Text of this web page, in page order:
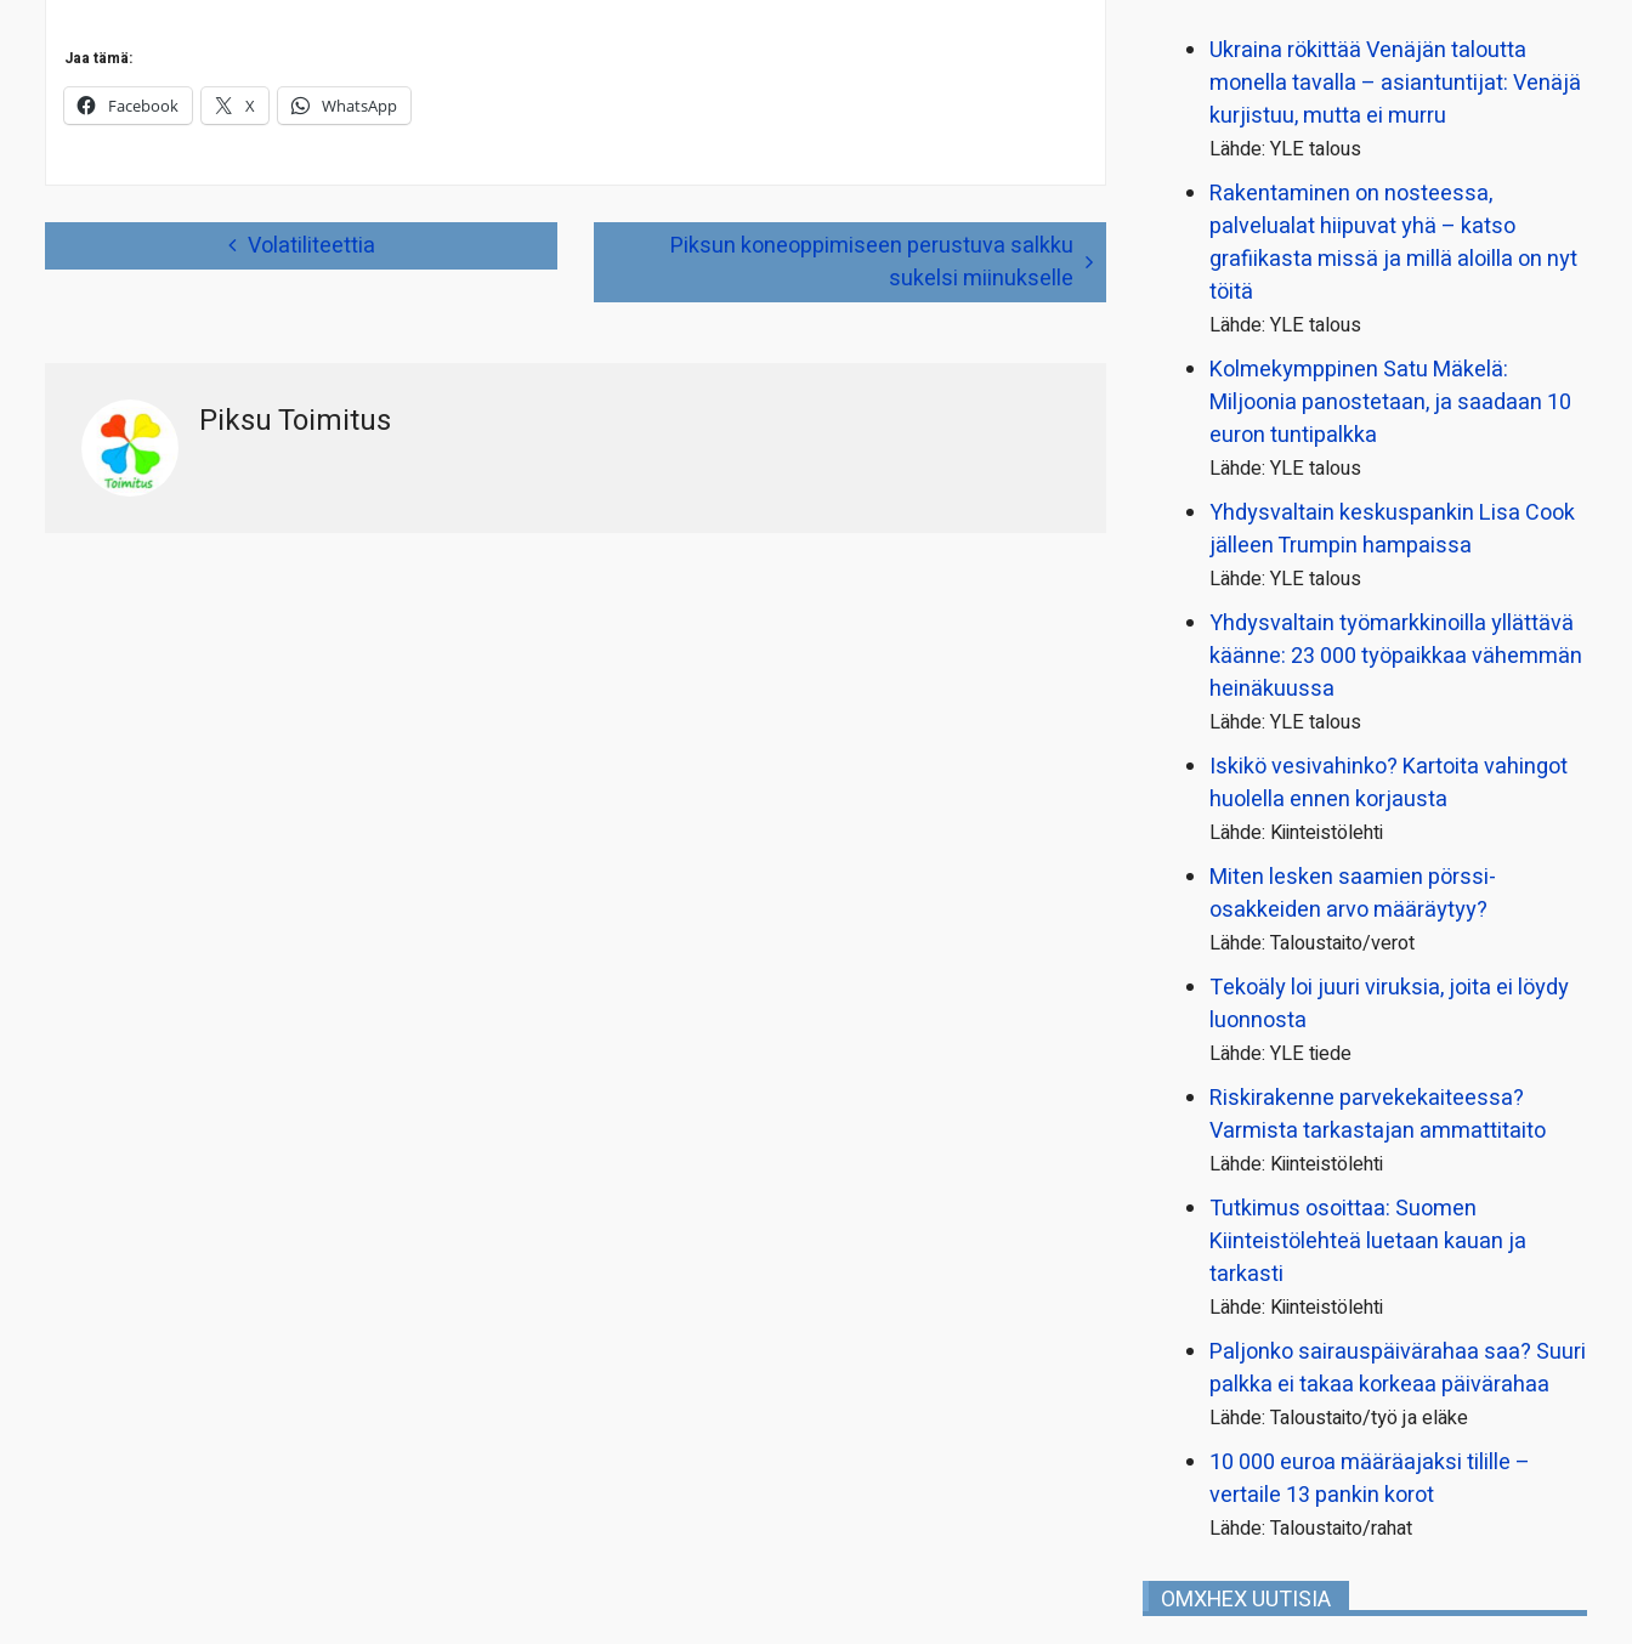
Jaa tämä:
Facebook X WhatsApp
Volatiliteettia
Piksun koneoppimiseen perustuva salkku
sukelsi miinukselle
Piksu Toimitus
Ukraina rökittää Venäjän taloutta
monella tavalla – asiantuntijat: Venäjä
kurjistuu, mutta ei murru
Lähde: YLE talous
Rakentaminen on nosteessa,
palvelualat hiipuvat yhä – katso
grafiikasta missä ja millä aloilla on nyt
töitä
Lähde: YLE talous
Kolmekymppinen Satu Mäkelä:
Miljoonia panostetaan, ja saadaan 10
euron tuntipalkka
Lähde: YLE talous
Yhdysvaltain keskuspankin Lisa Cook
jälleen Trumpin hampaissa
Lähde: YLE talous
Yhdysvaltain työmarkkinoilla yllättävä
käänne: 23 000 työpaikkaa vähemmän
heinäkuussa
Lähde: YLE talous
Iskikö vesivahinko? Kartoita vahingot
huolella ennen korjausta
Lähde: Kiinteistölehti
Miten lesken saamien pörssi­
osakkeiden arvo määräytyy?
Lähde: Taloustaito/verot
Tekoäly loi juuri viruksia, joita ei löydy
luonnosta
Lähde: YLE tiede
Riskirakenne parvekekaiteessa?
Varmista tarkastajan ammattitaito
Lähde: Kiinteistölehti
Tutkimus osoittaa: Suomen
Kiinteistölehteä luetaan kauan ja
tarkasti
Lähde: Kiinteistölehti
Paljonko sairauspäivä­rahaa saa? Suuri
palkka ei takaa korkeaa päivärahaa
Lähde: Taloustaito/työ ja eläke
10 000 euroa määräajaksi tilille –
vertaile 13 pankin korot
Lähde: Taloustaito/rahat
OMXHEX UUTISIA